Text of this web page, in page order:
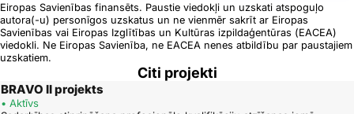
Eiropas Savienības finansēts. Paustie viedokļi un uzskati atspoguļo
autora(-u) personīgos uzskatus un ne vienmēr sakrīt ar Eiropas
Savienības vai Eiropas Izglītības un Kultūras izpildaģentūras (EACEA)
viedokli. Ne Eiropas Savienība, ne EACEA nenes atbildību par paustajiem
uzskatiem.
Citi projekti
BRAVO II projekts
• Aktīvs